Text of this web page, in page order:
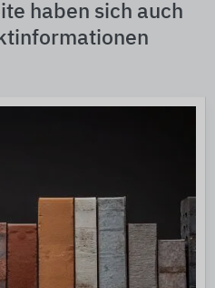
haben sich auch